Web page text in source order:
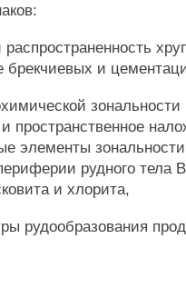
распространенность
брекчиевых и
пространственное
элементы зональности
рудного тела
и хлорита,
рудообразования